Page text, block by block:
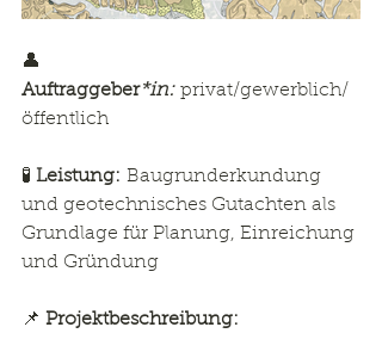
👤
Auftraggeber*in: privat/gewerblich/
öffentlich
🧪 Leistung: Baugrunderkundung
und geotechnisches Gutachten als
Grundlage für Planung, Einreichung
und Gründung
📌 Projektbeschreibung: